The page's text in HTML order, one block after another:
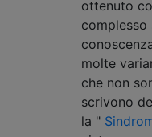
ottenuto
complesso
molte
che non
scrivono
la "